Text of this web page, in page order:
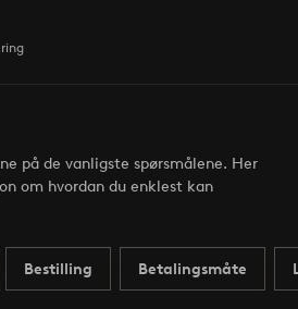
på de vanligste spørsmålene. Her
om hvordan du enklest kan
Bestilling Betalingsmåte